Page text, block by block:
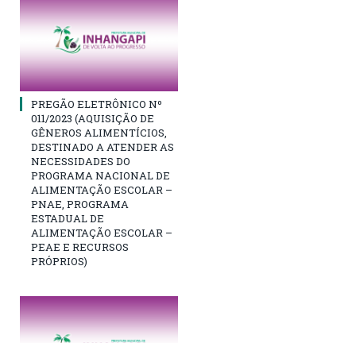
PREGÃO ELETRÔNICO Nº
011/2023 (AQUISIÇÃO DE
GÊNEROS ALIMENTÍCIOS,
DESTINADO A ATENDER AS
NECESSIDADES DO
PROGRAMA NACIONAL DE
ALIMENTAÇÃO ESCOLAR –
PNAE, PROGRAMA
ESTADUAL DE
ALIMENTAÇÃO ESCOLAR –
PEAE E RECURSOS
PRÓPRIOS)